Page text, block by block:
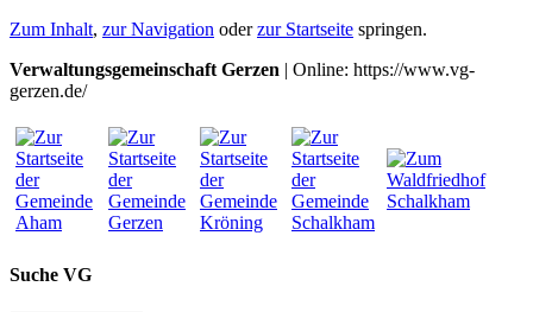
Zum Inhalt, zur Navigation oderzur Startseite springen.
Verwaltungsgemeinschaft Gerzen | Online: https://www.vg-
gerzen.de/
Suche VG